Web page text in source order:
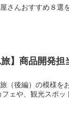
さんおすすめ８選
】商品開発
（後編）の模様を
ェや、観光スポ